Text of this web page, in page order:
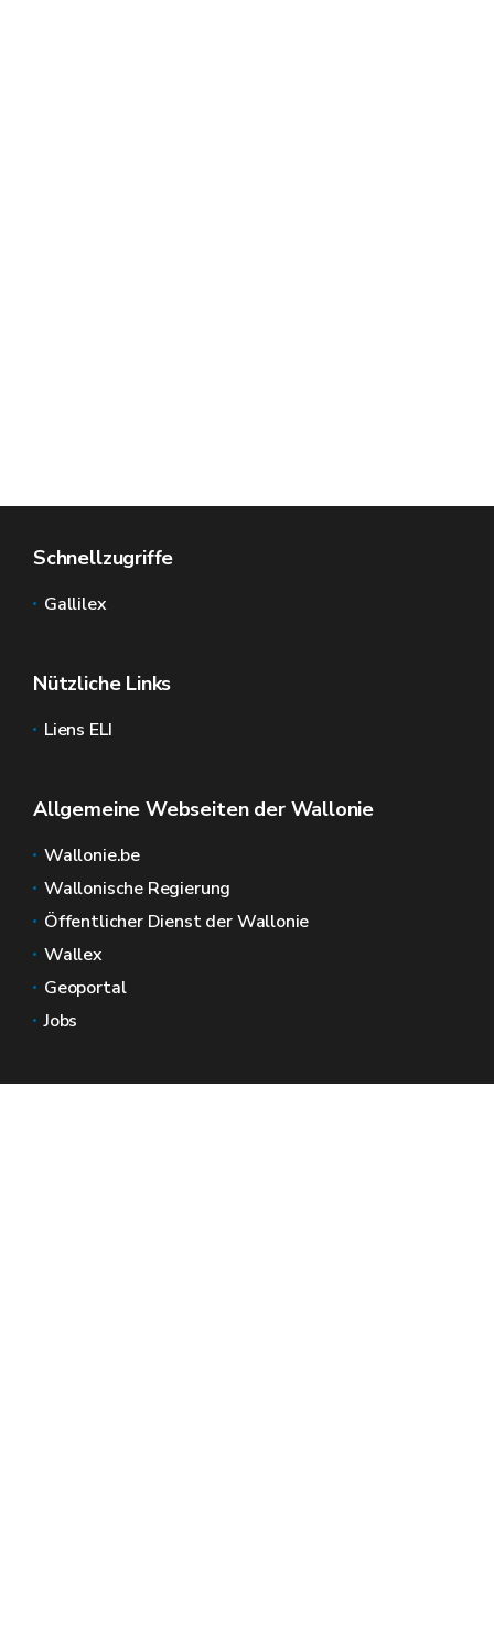
Schnellzugriffe
Gallilex
Nützliche Links
Liens ELI
Allgemeine Webseiten der Wallonie
Wallonie.be
Wallonische Regierung
Öffentlicher Dienst der Wallonie
Wallex
Geoportal
Jobs